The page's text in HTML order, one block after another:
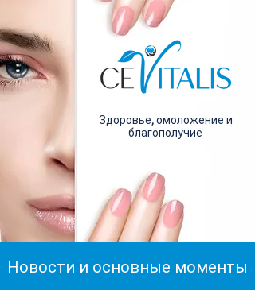
Здоровье, омоложение и
благополучие
Новости и основные моменты